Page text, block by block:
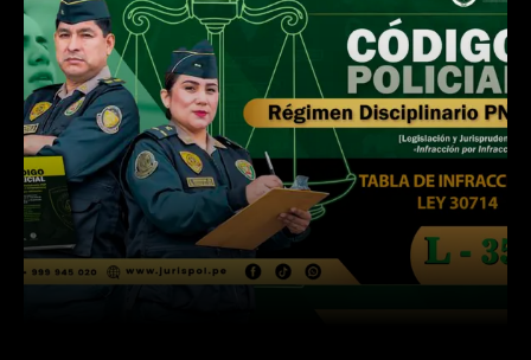
Twitter